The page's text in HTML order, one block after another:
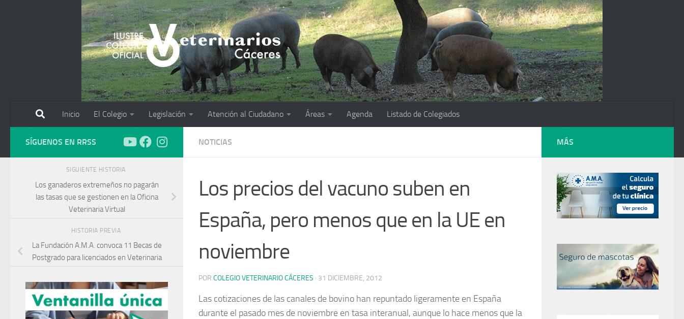
Inicio El Colegio Legislación Atención al Ciudadano Áreas Agenda Listado de Colegiados
NOTICIAS
Los precios del vacuno suben en
España, pero menos que en la UE en
noviembre
POR COLEGIO VETERINARIO CÁCERES · 31 DICIEMBRE, 2012
Las cotizaciones de las canales de bovino han repuntado ligeramente en España
durante el pasado mes de noviembre en tasa interanual, aunque lo hace menos que la
SÍGUENOS EN RRSS
SIGUIENTE HISTORIA
Los ganaderos extremeños no pagarán
las tasas que se gestionen en la Oficina
Veterinaria Virtual
HISTORIA PREVIA
La Fundación A.M.A. convoca 11 Becas de
Postgrado para licenciados en Veterinaria
MÁS